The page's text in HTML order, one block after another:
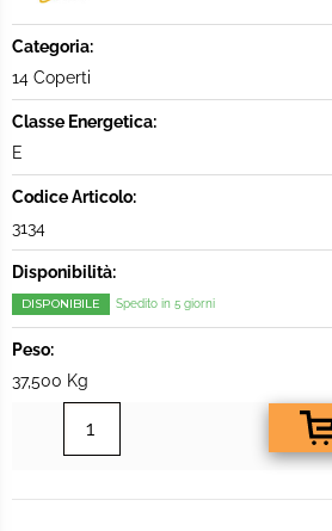
Categoria:
14 Coperti
Classe Energetica:
E
Codice Articolo:
3134
Disponibilità:
DISPONIBILE Spedito in 5 giorni
Peso:
37,500 Kg